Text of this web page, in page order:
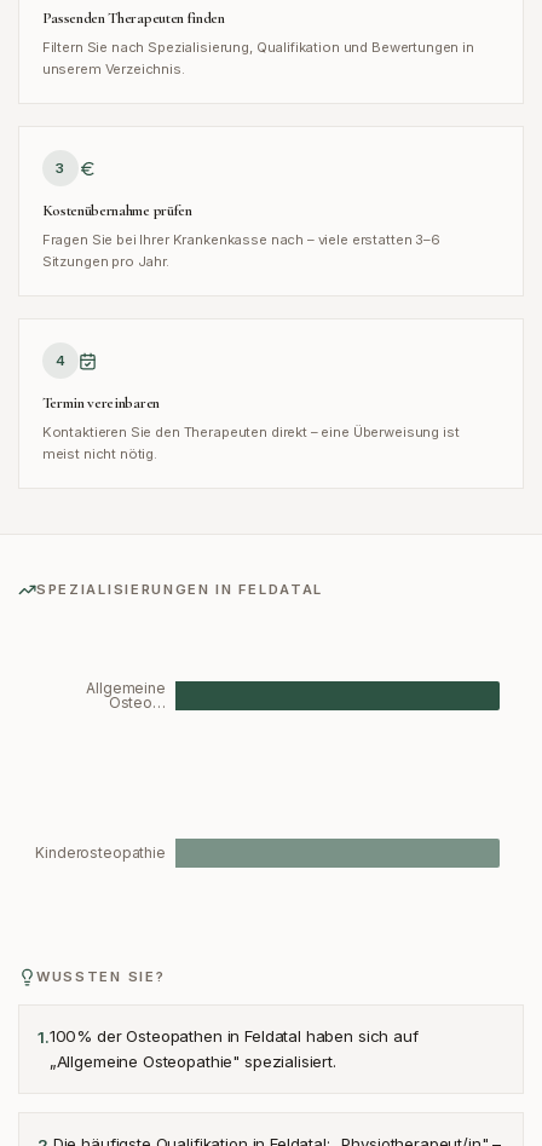
Passenden Therapeuten finden
Filtern Sie nach Spezialisierung, Qualifikation und Bewertungen in
unserem Verzeichnis.
3
Kostenübernahme prüfen
Fragen Sie bei Ihrer Krankenkasse nach – viele erstatten 3–6
Sitzungen pro Jahr.
4
Termin vereinbaren
Kontaktieren Sie den Therapeuten direkt – eine Überweisung ist
meist nicht nötig.
SPEZIALISIERUNGEN INFELDATAL
Allgemeine
Osteo…
Kinderosteopathie
WUSSTEN SIE?
1.100% der Osteopathen in Feldatal haben sich auf
„Allgemeine Osteopathie" spezialisiert.